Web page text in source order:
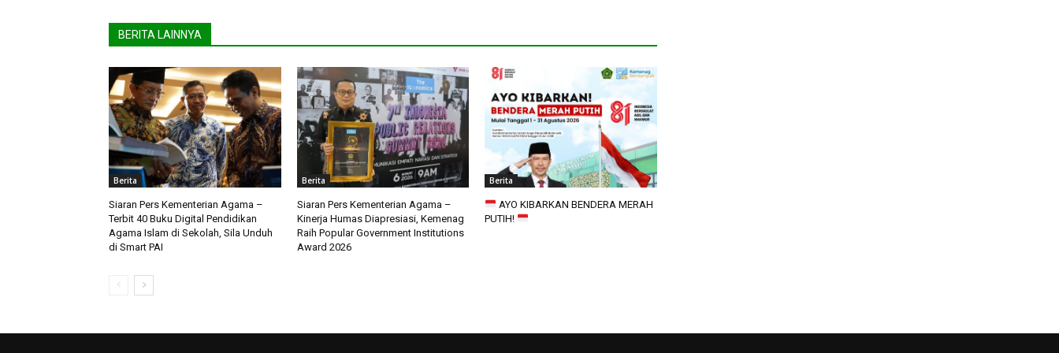
BERITA LAINNYA
Berita
Siaran Pers Kementerian Agama –
Terbit 40 Buku Digital Pendidikan
Agama Islam di Sekolah, Sila Unduh
di Smart PAI
Berita
Siaran Pers Kementerian Agama –
Kinerja Humas Diapresiasi, Kemenag
Raih Popular Government Institutions
Award 2026
Berita
AYO KIBARKAN BENDERA MERAH
PUTIH!